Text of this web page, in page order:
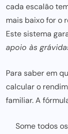
cada escalão
mais baixo for o
Este sistema
apoio às
Para saber em
calcular o
familiar. A
Some todos